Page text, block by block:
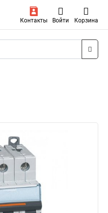
Контакты Войти Корзина